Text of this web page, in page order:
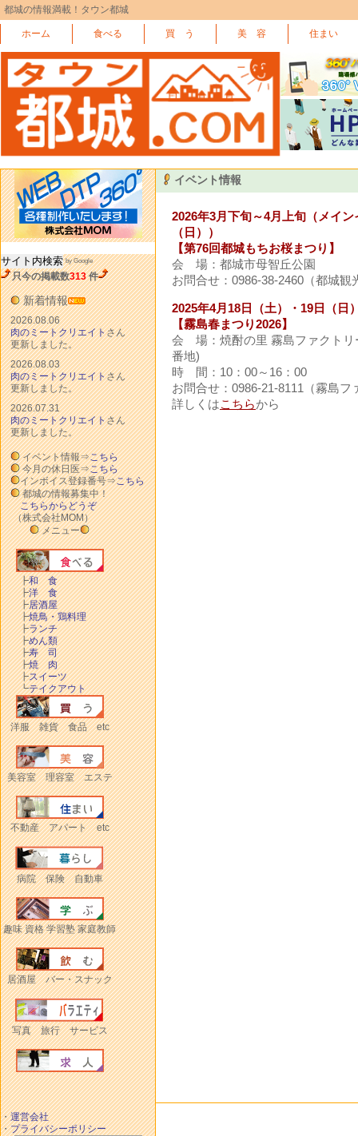
都城の情報満載！タウン都城
ホーム 食べる 買 う 美 容 住まい
by Google
只今の掲載数313件
新着情報
2026.08.06
肉のミートクリエイトさん
更新しました。
2026.08.03
肉のミートクリエイトさん
更新しました。
2026.07.31
肉のミートクリエイトさん
更新しました。
イベント情報⇒こちら
今月の休日医⇒こちら
インボイス登録番号⇒こちら
都城の情報募集中！
こちらからどうぞ
（株式会社MOM）
メニュー
┣和 食
┣洋 食
┣居酒屋
┣焼鳥・鶏料理
┣ランチ
┣めん類
┣寿 司
┣焼 肉
┣スイーツ
┗テイクアウト
洋服 雑貨 食品 etc
美容室 理容室 エステ
不動産 アパート etc
病院 保険 自動車
趣味 資格 学習塾 家庭教師
居酒屋 バー・スナック
写真 旅行 サービス
・運営会社
・プライバシーポリシー
イベント情報
2026年3月下旬～4月上旬（メイ
（日））
【第76回都城もちお桜まつり】
会 場：都城市母智丘公園
お問合せ：0986-38-2460（都城観
2025年4月18日（土）・19日（日
【霧島春まつり2026】
会 場：焼酎の里 霧島ファクトリ
番地)
時 間：10：00～16：00
お問合せ：0986-21-8111（霧島フ
詳しくはこちらから